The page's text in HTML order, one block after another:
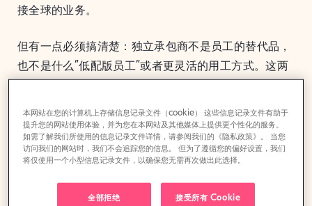
接全球的业务。
但有一点必须搞清楚：独立承包商不是员工的替代品，
也不是什么”低配版员工”或者更灵活的用工方式。这两
种模式从根本上就不一样。
承包商提供的是专业技能，他们自己说了算，只负责完
成特定的项目或交付成果。他们不是你公司核心架构的
一部分，也不像员工那样有明确的上下级汇报关系，而
且通常同时为好几个客户服务。
本网站在您的计算机上存储信息记录文件（cookie） 这些信息记录文件有助于
提升您的网站使用体验，并为您在本网站及其他媒体上提供更个性化的服务。
如需了解我们所使用的信息记录文件详情，请参阅我们的《隐私政策》。 当您
访问我们的网站时，我们不会追踪您的信息。 但为了遵循您的偏好设置，我们
将仅使用一个小型信息记录文件，以确保您无需再次做出此选择。
全部拒绝 接受所有 Cookie